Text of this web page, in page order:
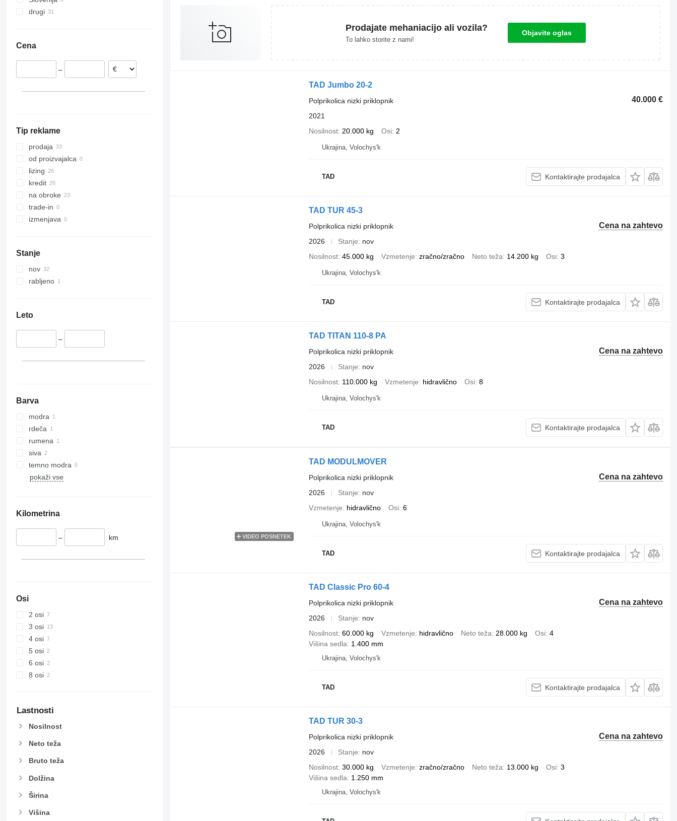
drugi
Cena
–
Tip reklame
prodaja
od proizvajalca
lizing
kredit
na obroke
trade-in
izmenjava
Stanje
nov
rabljeno
Leto
–
Barva
modra
rdeča
rumena
siva
temno modra
pokaži vse
Kilometrina
– km
Osi
2 osi
3 osi
4 osi
5 osi
6 osi
8 osi
Lastnosti
Nosilnost
Neto teža
Bruto teža
Dolžina
Širina
Višina
Prodajate mehaniacijo ali vozila?
To lahko storite z nami!
Objavite oglas
TAD Jumbo 20-2
40.000 €
Polprikolica nizki priklopnik
2021
Nosilnost 20.000 kg Osi 2
Ukrajina, Volochys'k
TAD Kontaktirajte prodajalca
TAD TUR 45-3
Cena na zahtevo
Polprikolica nizki priklopnik
2026
Stanje
nov
Nosilnost 45.000 kg Vzmetenje zračno/zračno Neto teža 14.200 kg Osi 3
Ukrajina, Volochys'k
TAD Kontaktirajte prodajalca
TAD TITAN 110-8 PA
Cena na zahtevo
Polprikolica nizki priklopnik
2026
Stanje
nov
Nosilnost 110.000 kg Vzmetenje hidravlično Osi 8
Ukrajina, Volochys'k
TAD Kontaktirajte prodajalca
VIDEO POSNETEK
TAD MODULMOVER
Cena na zahtevo
Polprikolica nizki priklopnik
2026
Stanje
nov
Vzmetenje
hidravlično Osi 6
Ukrajina, Volochys'k
TAD Kontaktirajte prodajalca
TAD Classic Pro 60-4
Cena na zahtevo
Polprikolica nizki priklopnik
2026
Stanje
nov
Nosilnost 60.000 kg Vzmetenje hidravlično Neto teža 28.000 kg Osi 4
Višina sedla
1.400 mm
Ukrajina, Volochys'k
TAD Kontaktirajte prodajalca
TAD TUR 30-3
Cena na zahtevo
Polprikolica nizki priklopnik
2026
Stanje
nov
Nosilnost 30.000 kg Vzmetenje zračno/zračno Neto teža 13.000 kg Osi 3
Višina sedla
1.250 mm
Ukrajina, Volochys'k